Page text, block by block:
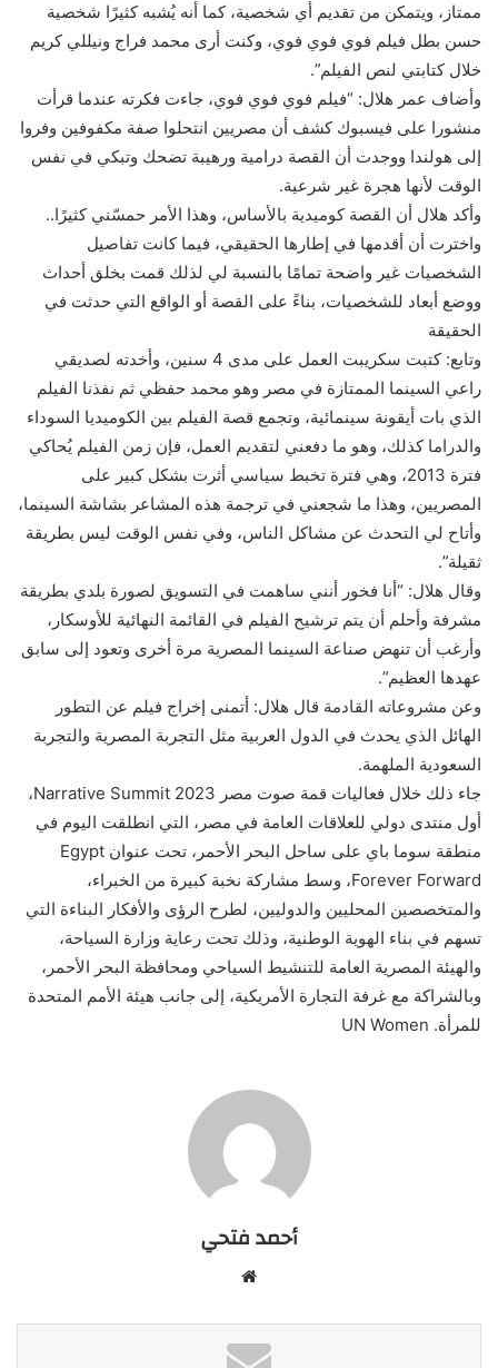
ممتاز، ويتمكن من تقديم أي شخصية، كما أنه يُشبه كثيرًا شخصية
حسن بطل فيلم فوي فوي فوي، وكنت أرى محمد فراج ونيللي كريم
خلال كتابتي لنص الفيلم”.
وأضاف عمر هلال: “فيلم فوي فوي فوي، جاءت فكرته عندما قرأت
منشورا على فيسبوك كشف أن مصريين انتحلوا صفة مكفوفين وفروا
إلى هولندا ووجدت أن القصة درامية ورهيبة تضحك وتبكي في نفس
الوقت لأنها هجرة غير شرعية.
وأكد هلال أن القصة كوميدية بالأساس، وهذا الأمر حمسّني كثيرًا..
واخترت أن أقدمها في إطارها الحقيقي، فيما كانت تفاصيل
الشخصيات غير واضحة تمامًا بالنسبة لي لذلك قمت بخلق أحداث
ووضع أبعاد للشخصيات، بناءً على القصة أو الواقع التي حدثت في
الحقيقة
وتابع: كتبت سكريبت العمل على مدى 4 سنين، وأخدته لصديقي
راعي السينما الممتازة في مصر وهو محمد حفظي ثم نفذنا الفيلم
الذي بات أيقونة سينمائية، وتجمع قصة الفيلم بين الكوميديا السوداء
والدراما كذلك، وهو ما دفعني لتقديم العمل، فإن زمن الفيلم يُحاكي
فترة 2013، وهي فترة تخبط سياسي أثرت بشكل كبير على
المصريين، وهذا ما شجعني في ترجمة هذه المشاعر بشاشة السينما،
وأتاح لي التحدث عن مشاكل الناس، وفي نفس الوقت ليس بطريقة
ثقيلة”.
وقال هلال: “أنا فخور أنني ساهمت في التسويق لصورة بلدي بطريقة
مشرفة وأحلم أن يتم ترشيح الفيلم في القائمة النهائية للأوسكار،
وأرغب أن تنهض صناعة السينما المصرية مرة أخرى وتعود إلى سابق
عهدها العظيم”.
وعن مشروعاته القادمة قال هلال: أتمنى إخراج فيلم عن التطور
الهائل الذي يحدث في الدول العربية مثل التجربة المصرية والتجربة
السعودية الملهمة.
جاء ذلك خلال فعاليات قمة صوت مصر Narrative Summit 2023،
أول منتدى دولي للعلاقات العامة في مصر، التي انطلقت اليوم في
منطقة سوما باي على ساحل البحر الأحمر، تحت عنوان Egypt
Forever Forward، وسط مشاركة نخبة كبيرة من الخبراء،
والمتخصصين المحليين والدوليين، لطرح الرؤى والأفكار البناءة التي
تسهم في بناء الهوية الوطنية، وذلك تحت رعاية وزارة السياحة،
والهيئة المصرية العامة للتنشيط السياحي ومحافظة البحر الأحمر،
وبالشراكة مع غرفة التجارة الأمريكية، إلى جانب هيئة الأمم المتحدة
للمرأة. UN Women
أحمد فتحي